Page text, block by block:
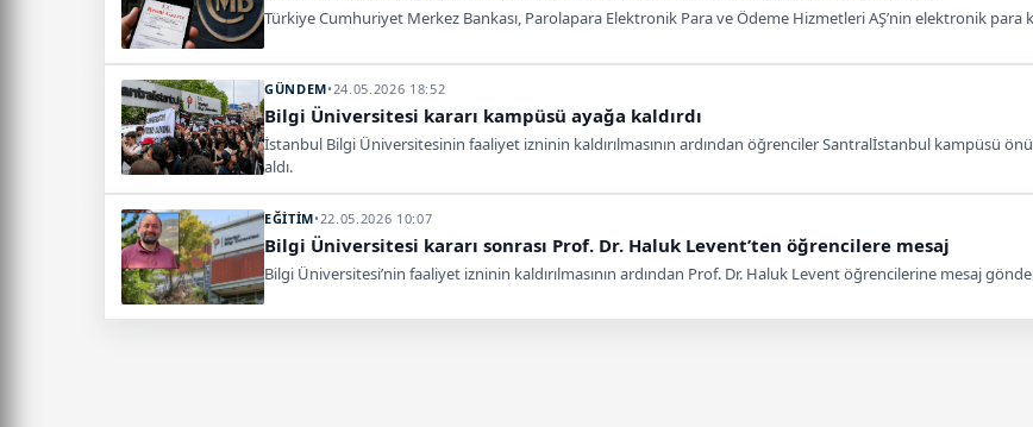
Türkiye Cumhuriyet Merkez Bankası, Parolapara Elektronik Para ve Ödeme Hizmetleri AŞ’nin elektronik
GÜNDEM•24.05.2026 18:52
Bilgi Üniversitesi kararı kampüsü ayağa kaldırdı
İstanbul Bilgi Üniversitesinin faaliyet izninin kaldırılmasının ardından öğrenciler Santralİstanbul kampüsü
aldı.
EĞİTİM•22.05.2026 10:07
Bilgi Üniversitesi kararı sonrası Prof. Dr. Haluk Levent’ten öğrencilere mesaj
Bilgi Üniversitesi’nin faaliyet izninin kaldırılmasının ardından Prof. Dr. Haluk Levent öğrencilerine mesaj